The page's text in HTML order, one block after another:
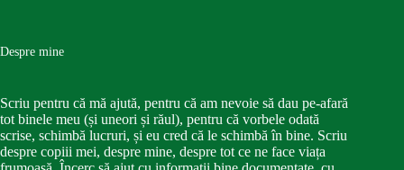
Despre mine
Scriu pentru că mă ajută, pentru că am nevoie să dau pe-afară
tot binele meu (și uneori și răul), pentru că vorbele odată
scrise, schimbă lucruri, și eu cred că le schimbă în bine. Scriu
despre copiii mei, despre mine, despre tot ce ne face viața